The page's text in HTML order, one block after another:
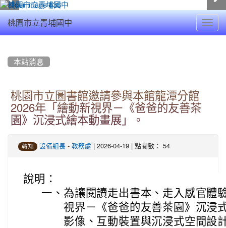
桃園市立青埔國中
本站消息
桃園市立圖書館邀請參與本館龍潭分館
2026年「繪動新視界－《爸爸的友善茶
園》沉浸式繪本動畫展」。
轉知 設備組長 - 教務處 | 2026-04-19 | 點閱數： 54
說明：
一、 為讓閱讀走出書本、走入感官體
視界－《爸爸的友善茶園》沉浸
影像、互動裝置與沉浸式空間設